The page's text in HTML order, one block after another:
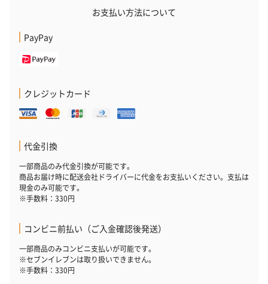
（660円）
アールグレイティー
（660円）
スイーツ
スイーツを同梱してお届けいたします。ギフトへの＋αにおすすめ
ゼリーバウム カット
（レモン＆紅茶）（432
円）
麦わらパンダバウム
（バナナ味）（540円）
お支払い方法について
PayPay
クレジットカード
代金引換
一部商品のみ代金引換が可能です。
商品お届け時に配送会社ドライバーに代金をお支払いください。支払は
現金のみ可能です。
※手数料：330円
コンビニ前払い（ご入金確認後発送）
一部商品のみコンビニ支払いが可能です。
※セブンイレブンは取り扱いできません。
※手数料：330円